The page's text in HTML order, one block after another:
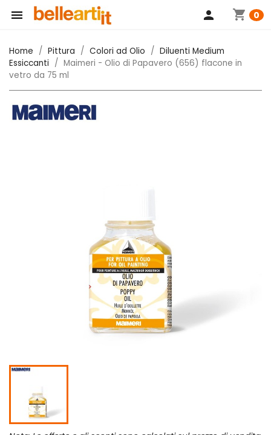
 shopping_cart 0
person
Home Pittura Colori ad Olio
Diluenti Medium
Essiccanti
Maimeri - Olio di Papavero (656) flacone in
vetro da 75 ml